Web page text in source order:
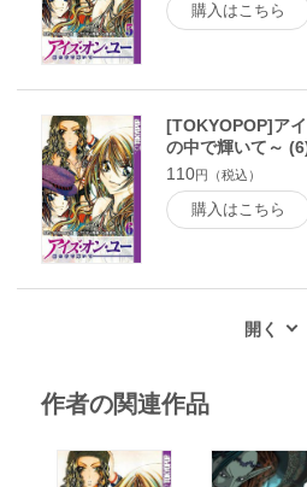
購入はこちら
[TOKYOPOP]ア
の中で輝いて～
110円（税込）
購入はこちら
作者の関連作品